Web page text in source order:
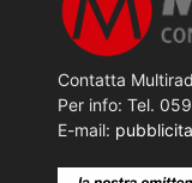
Contatta
Per info: Tel.
E-mail: